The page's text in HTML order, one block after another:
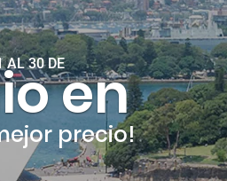
AL 30 DEen
precio!